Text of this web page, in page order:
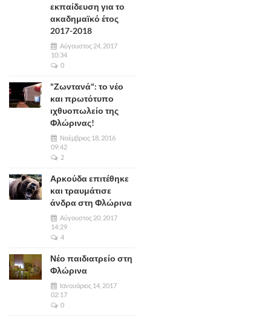
εκπαίδευση για το
ακαδημαϊκό έτος
2017-2018
Αύγουστος 24, 2017
10:34
0
"Ζωντανά": το νέο
και πρωτότυπο
ιχθυοπωλείο της
Φλώρινας!
Νοέμβριος 18, 2016
09:42
2
Αρκούδα επιτέθηκε
και τραυμάτισε
άνδρα στη Φλώρινα
Αύγουστος 20, 2017
14:29
4
Νέο παιδιατρείο στη
Φλώρινα
Ιανουάριος 14, 2017
02:17
0